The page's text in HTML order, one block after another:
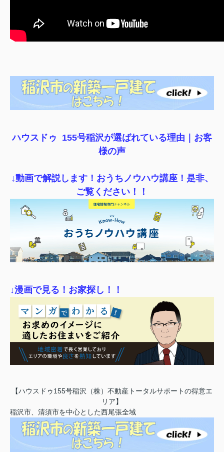
ハウスドゥ 155号稲沢が選ばれている理由｜ お客
様の声
↓動画で解説します！おうちノウハウ講座！是非、
ご覧ください！！
↓漫画で見る！お家探し！！
【ハウスドゥ155号稲沢（株）不動産トータルサポートの得意エ
リア】
稲沢市、清須市を中心とした西尾張全域